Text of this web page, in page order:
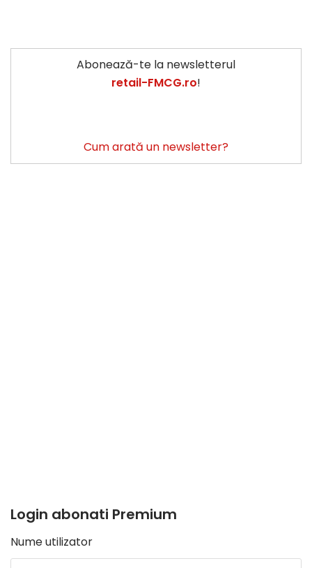
Abonează-te la newsletterul
retail-FMCG.ro!
Cum arată un newsletter?
Login abonati Premium
Nume utilizator